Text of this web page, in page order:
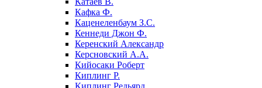
Кафка Ф.
Каценеленбаум З.С.
Кеннеди Джон Ф.
Керенский Александр
Керсновский А.А.
Кийосаки Роберт
Киплинг Р.
Киплинг Редьярд